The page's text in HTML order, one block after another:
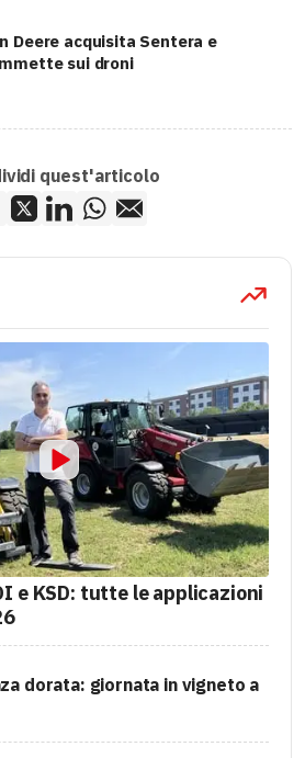
Deere acquisita Sentera e
sui droni
quest'articolo
e KSD: tutte le applicazioni
dorata: giornata in vigneto a